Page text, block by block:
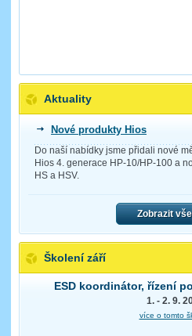
Aktuality
Nové produkty Hios
Do naší nabídky jsme přidali nové
Hios 4. generace HP-10/HP-100 a
HS a HSV.
Zobrazit
Školení září
ESD koordinátor, řízení
1. - 2. 9.
více o tomto